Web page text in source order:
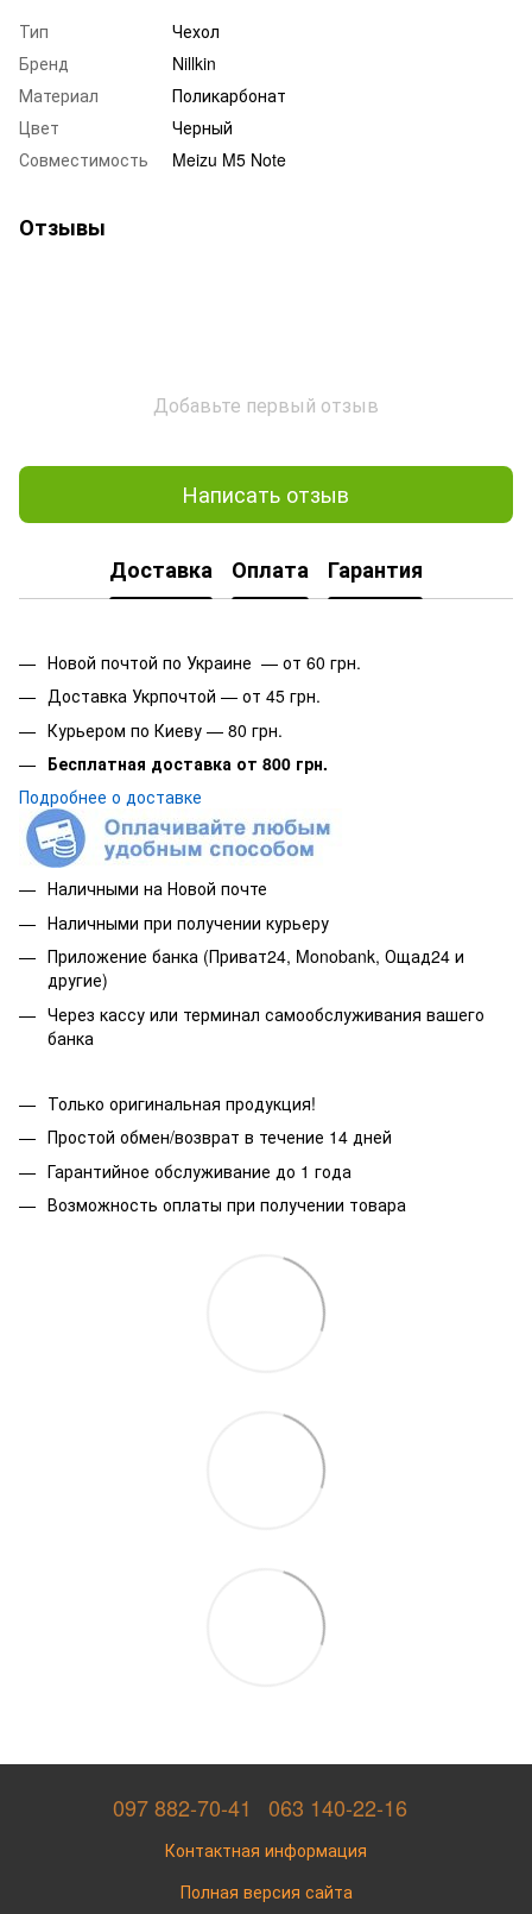
Тип
Чехол
Бренд
Nillkin
Материал
Поликарбонат
Цвет
Черный
Совместимость
Meizu M5 Note
Отзывы
Добавьте первый отзыв
Написать отзыв
Доставка Оплата Гарантия
Новой почтой по Украине — от 60 грн.
Доставка Укрпочтой — от 45 грн.
Курьером по Киеву — 80 грн.
Бесплатная доставка от 800 грн.
Подробнее о доставке
Наличными на Новой почте
Наличными при получении курьеру
Приложение банка (Приват24, Monobank, Ощад24 и
другие)
Через кассу или терминал самообслуживания вашего
банка
Только оригинальная продукция!
Простой обмен/возврат в течение 14 дней
Гарантийное обслуживание до 1 года
Возможность оплаты при получении товара
097 882-70-41 063 140-22-16
Контактная информация
Полная версия сайта